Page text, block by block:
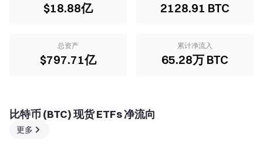
$18.88亿 2128.91 BTC
总资产
$797.71亿
累计净流入
65.28万 BTC
比特币 (BTC) 现货 ETFs 净流向
更多